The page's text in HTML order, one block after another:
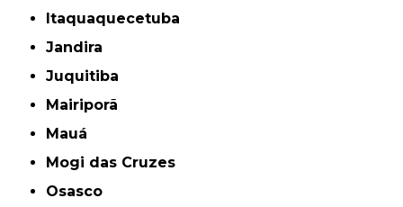
Itaquaquecetuba
Jandira
Juquitiba
Mairiporã
Mauá
Mogi das Cruzes
Osasco